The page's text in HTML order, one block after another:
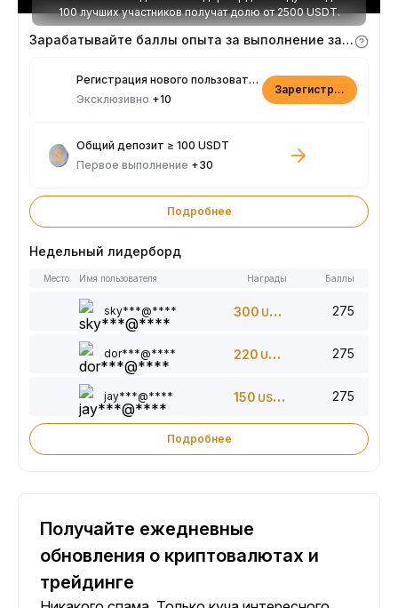
100 лучших участников получат долю от 2500 USDT.
Зарабатывайте баллы опыта за выполнение заданий
Регистрация нового пользователя
Эксклюзивно +10
Зарегистрироваться
Общий депозит ≥ 100 USDT
Первое выполнение +30
Подробнее
Недельный лидерборд
Место Имя пользователя Награды Баллы
sky***@**** 300 USDT 275
dor***@**** 220 USDT 275
jay***@**** 150 USDT 275
Подробнее
Получайте ежедневные
обновления о криптовалютах и
трейдинге